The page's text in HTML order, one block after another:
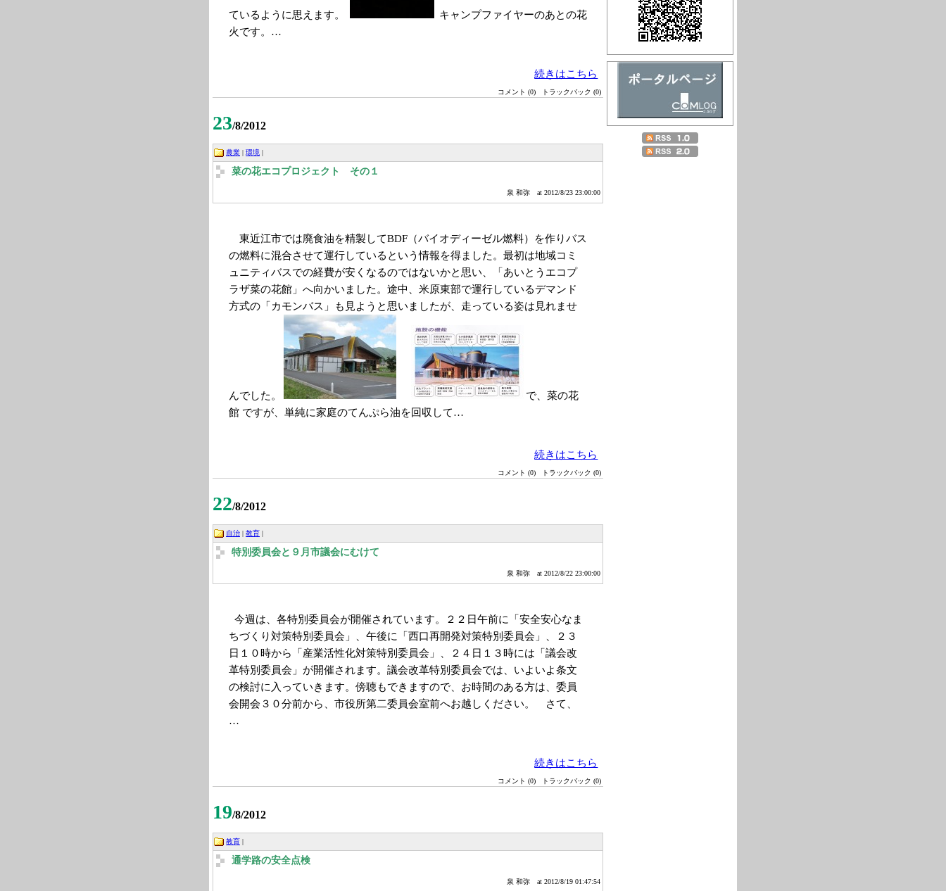
ているように思えます。
キャンプファイヤーのあとの花
火です。…
続きはこちら
コメント (0) トラックバック (0)
23/8/2012
農業 | 環境 |
菜の花エコプロジェクト その１
泉 和弥 at 2012/8/23 23:00:00
東近江市では廃食油を精製してBDF（バイオディーゼル燃料）を作りバス
の燃料に混合させて運行しているという情報を得ました。最初は地域コミ
ュニティバスでの経費が安くなるのではないかと思い、「あいとうエコプ
ラザ菜の花館」へ向かいました。途中、米原東部で運行しているデマンド
方式の「カモンバス」も見ようと思いましたが、走っている姿は見れませ
んでした。
で、菜の花
館 ですが、単純に家庭のてんぷら油を回収して…
続きはこちら
コメント (0) トラックバック (0)
22/8/2012
自治 | 教育 |
特別委員会と９月市議会にむけて
泉 和弥 at 2012/8/22 23:00:00
今週は、各特別委員会が開催されています。２２日午前に「安全安心なま
ちづくり対策特別委員会」、午後に「西口再開発対策特別委員会」、２３
日１０時から「産業活性化対策特別委員会」、２４日１３時には「議会改
革特別委員会」が開催されます。議会改革特別委員会では、いよいよ条文
の検討に入っていきます。傍聴もできますので、お時間のある方は、委員
会開会３０分前から、市役所第二委員会室前へお越しください。 さて、
…
続きはこちら
コメント (0) トラックバック (0)
19/8/2012
教育 |
通学路の安全点検
泉 和弥 at 2012/8/19 01:47:54